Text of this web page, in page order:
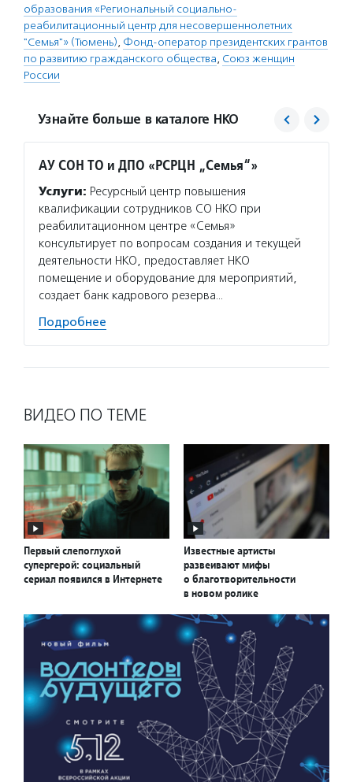
образования «Региональный социально-
реабилитационный центр для несовершеннолетних
"Семья"» (Тюмень), Фонд-оператор президентских грантов
по развитию гражданского общества, Союз женщин
России
Узнайте больше в каталоге НКО
АУ СОН ТО и ДПО «РСРЦН „Семья“»
Услуги: Ресурсный центр повышения
квалификации сотрудников СО НКО при
реабилитационном центре «Семья»
консультирует по вопросам создания и текущей
деятельности НКО, предоставляет НКО
помещение и оборудование для мероприятий,
создает банк кадрового резерва…
Подробнее
ВИДЕО ПО ТЕМЕ
Первый слепоглухой
супергерой: социальный
сериал появился в Интернете
Известные артисты
развеивают мифы
о благотворительности
в новом ролике